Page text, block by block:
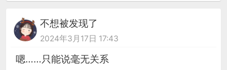
不想被发现了
2024年3月17日 17:43
嗯……只能说毫无关系